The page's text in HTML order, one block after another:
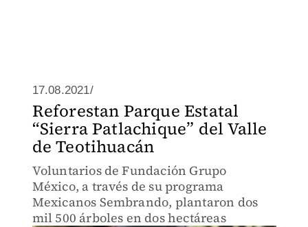
17.08.2021/
Reforestan Parque Estatal
“Sierra Patlachique” del Valle
de Teotihuacán
Voluntarios de Fundación Grupo
México, a través de su programa
Mexicanos Sembrando, plantaron dos
mil 500 árboles en dos hectáreas